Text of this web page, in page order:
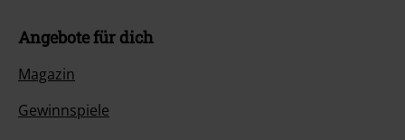
Angebote für dich
Magazin
Gewinnspiele